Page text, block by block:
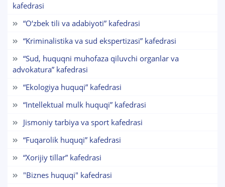
kafedrasi
“O‘zbek tili va adabiyoti” kafedrasi
“Kriminalistika va sud ekspertizasi” kafedrasi
“Sud, huquqni muhofaza qiluvchi organlar va
advokatura” kafedrasi
“Ekologiya huquqi” kafedrasi
“Intellektual mulk huquqi” kafedrasi
Jismoniy tarbiya va sport kafedrasi
“Fuqarolik huquqi” kafedrasi
“Xorijiy tillar” kafedrasi
"Biznes huquqi" kafedrasi
chatda qoldiring.
Mavzuni tanlang — keyin shu mavzudagi aniq
savollar chiqadi: